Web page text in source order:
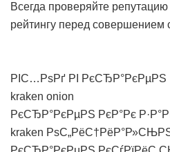
Всегда проверяйте
рейтингу перед совершением
РІС…РѕРґ РІ РєСЂР°РєРµРЅ
kraken onion
РєСЂР°РєРµРЅ РєР°Рє
kraken